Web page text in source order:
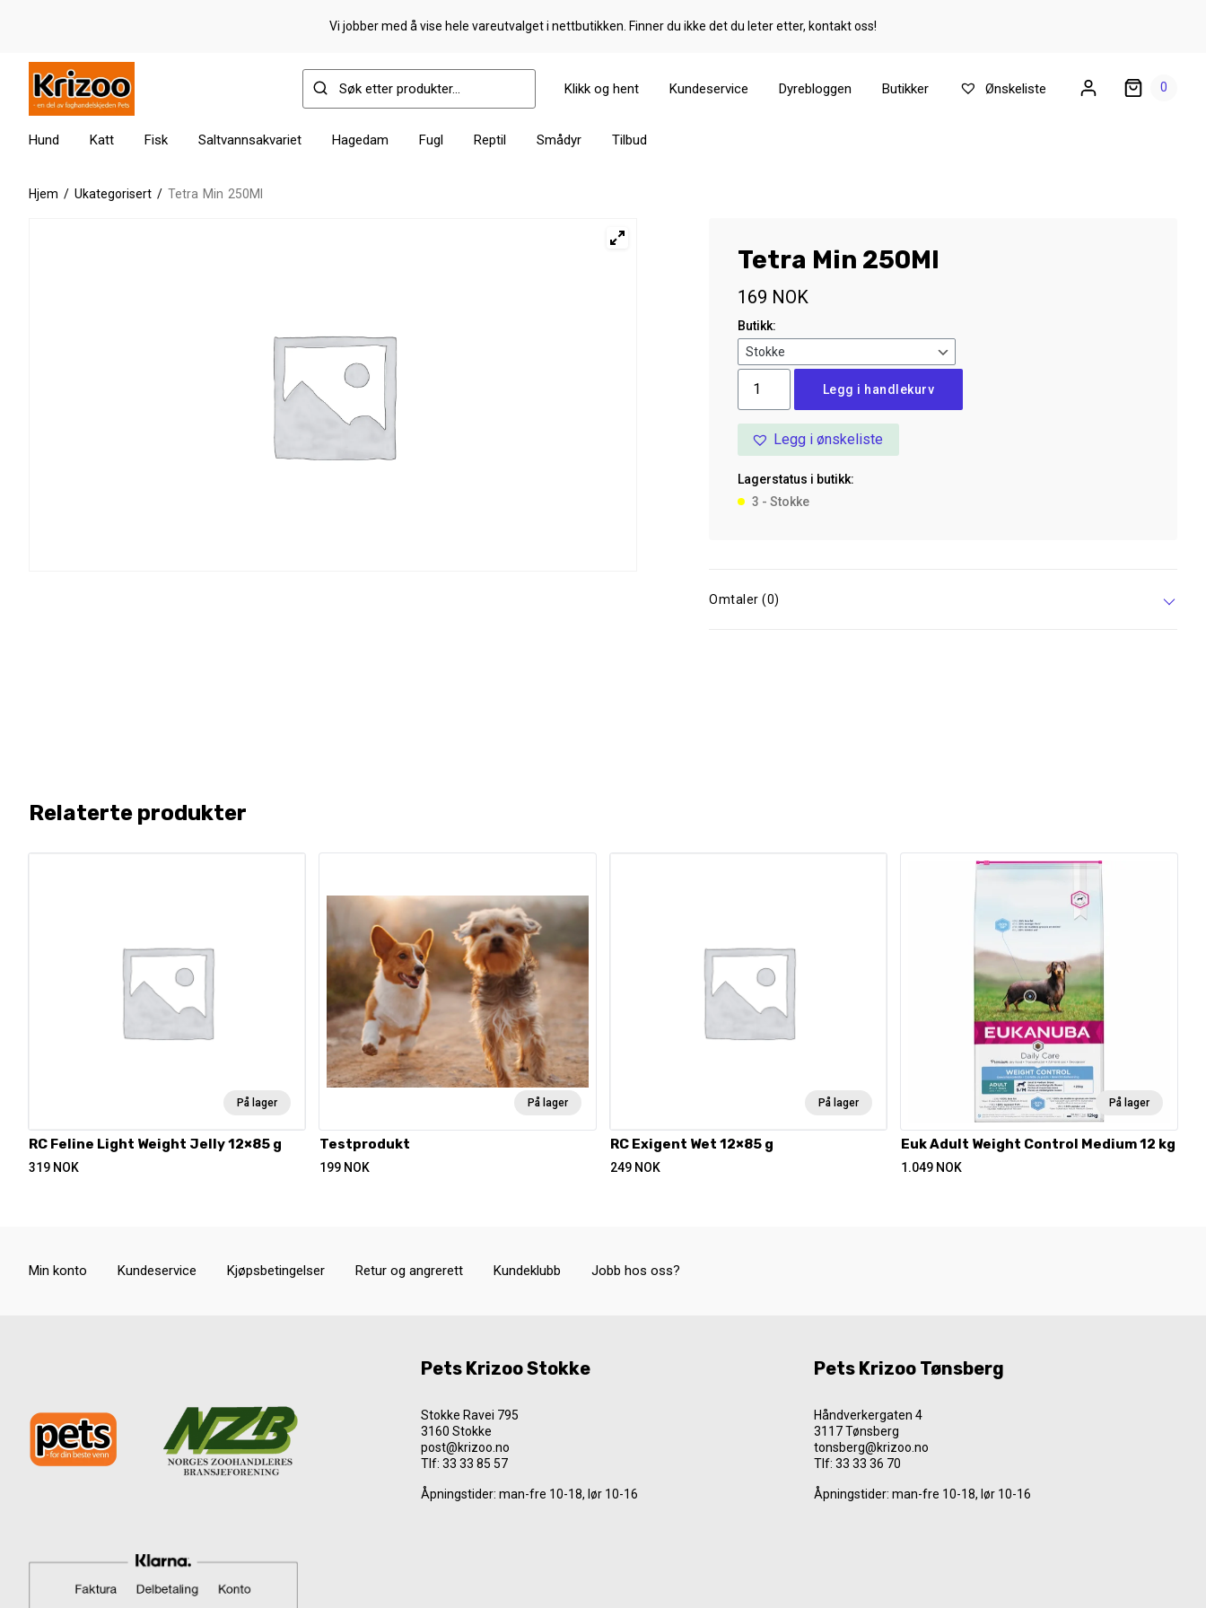
Vi jobber med å vise hele vareutvalget i nettbutikken. Finner du ikke det du leter etter, kontakt oss!
0
Klikk og hent Kundeservice Dyrebloggen Butikker Ønskeliste
Hund Katt Fisk Saltvannsakvariet Hagedam Fugl Reptil Smådyr Tilbud
Hjem / Ukategorisert / Tetra Min 250Ml
Tetra Min 250Ml
169 NOK
Butikk:
Min
250Ml
antall
Legg i handlekurv
Legg i ønskeliste
Lagerstatus i butikk:
3 - Stokke
Omtaler (0)
Relaterte produkter
På lager
RC Feline Light Weight Jelly 12×85 g
319 NOK
På lager
Testprodukt
199 NOK
På lager
RC Exigent Wet 12×85 g
249 NOK
På lager
Euk Adult Weight Control Medium 12 kg
1.049 NOK
Min konto Kundeservice Kjøpsbetingelser Retur og angrerett Kundeklubb Jobb hos oss?
Pets Krizoo Stokke
Stokke Ravei 795
3160 Stokke
post@krizoo.no
Tlf:33 33 85 57
Åpningstider: man-fre 10-18, lør 10-16
Pets Krizoo Tønsberg
Håndverkergaten 4
3117 Tønsberg
tonsberg@krizoo.no
Tlf: 33 33 36 70
Åpningstider: man-fre 10-18, lør 10-16